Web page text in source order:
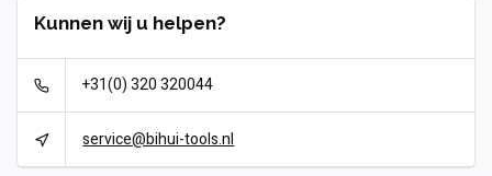
Kunnen wij u helpen?
+31(0) 320 320044
service@bihui-tools.nl